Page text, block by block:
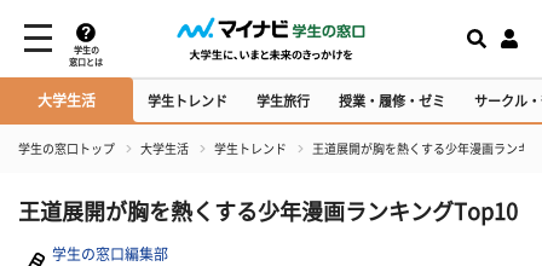
学生の
窓口とは
大学生活 学生トレンド 学生旅行 授業・履修・ゼミ サークル
学生の窓口トップ 大学生活 学生トレンド 王道展開が胸を熱くする少年漫画ランキ
王道展開が胸を熱くする少年漫画ランキングTop10
学生の窓口編集部